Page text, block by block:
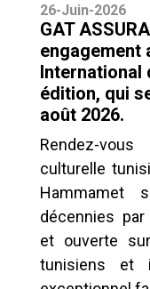
26-Juin-2026
GAT
engagement
International
édition, qui
août 2026.
Rendez-
culturelle
Hammamet
décennies
et ouverte
tunisiens et